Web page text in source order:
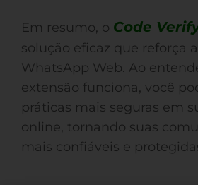
Em resumo, o Code
solução eficaz que reforça
WhatsApp Web. Ao
extensão funciona, você
práticas mais seguras em
online, tornando suas
mais confiáveis e